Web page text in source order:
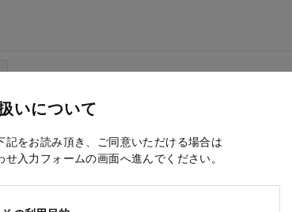
いについて
をお読み頂き、ご同意いただける場合は
入力フォームの画面へ進んでください。
す）